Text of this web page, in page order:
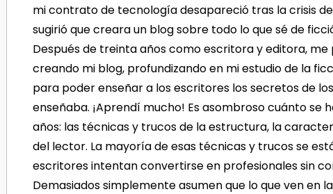
mi contrato de tecnología desapareció tras la crisis
sugirió que creara un blog sobre todo lo que sé de
Después de treinta años como escritora y editora, me
creando mi blog, profundizando en mi estudio de la
para poder enseñar a los escritores los secretos de
enseñaba. ¡Aprendí mucho! Es asombroso cuánto se
años: las técnicas y trucos de la estructura, la
del lector. La mayoría de esas técnicas y trucos se
escritores intentan convertirse en profesionales sin
Demasiados simplemente asumen que lo que ven en